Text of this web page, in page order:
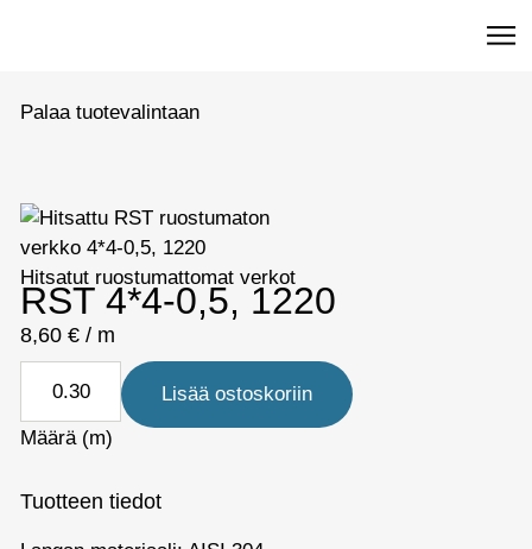
Palaa tuotevalintaan
Hitsatut ruostumattomat verkot
RST 4*4-0,5, 1220
8,60 € / m
Lisää ostoskoriin
Määrä (m)
Tuotteen tiedot